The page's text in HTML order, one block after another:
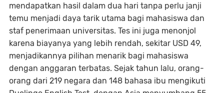
mendapatkan hasil dalam dua hari tanpa perlu janji
temu menjadi daya tarik utama bagi mahasiswa dan
staf penerimaan universitas. Tes ini juga menonjol
karena biayanya yang lebih rendah, sekitar USD 49,
menjadikannya pilihan menarik bagi mahasiswa
dengan anggaran terbatas. Sejak tahun lalu, orang-
orang dari 219 negara dan 148 bahasa ibu mengikuti